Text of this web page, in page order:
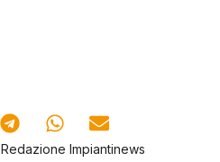
Redazione Impiantinews